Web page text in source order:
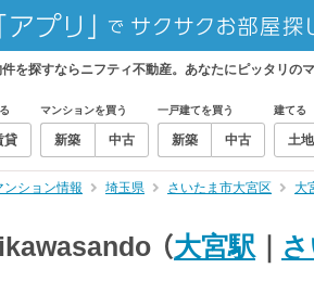
探すならニフティ不動産。あなたにピッタリのマ
貸
マンションを買う
新築 中古
一戸建てを買う
新築 中古
建てる
土地
ンション情報 埼玉県 さいたま市大宮区 大
（大宮駅